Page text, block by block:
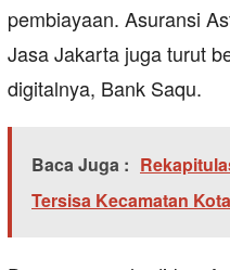
pembiayaan. Asuransi
Jasa Jakarta juga turut
digitalnya, Bank Saqu.
Baca Juga :
Tersisa Kecamatan